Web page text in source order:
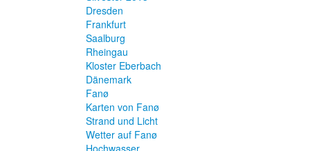
Dresden
Frankfurt
Saalburg
Rheingau
Kloster Eberbach
Dänemark
Fanø
Karten von Fanø
Strand und Licht
Wetter auf Fanø